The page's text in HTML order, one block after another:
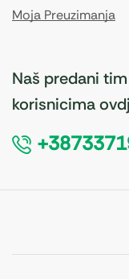
Moja Preuzimanja
Naš predani
korisnicima